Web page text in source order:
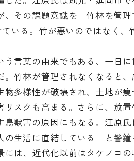
その課題意識を「竹林を管理
いる。竹が悪いのではなく、
言葉の由来でもある、一日
竹林が管理されなくなると
多様性が破壊され、土地が痩
スクも高まる。さらに、放
獣害の原因にもなる。江原
生活に直結している」と警鐘
は、近代化以前はタケノコ